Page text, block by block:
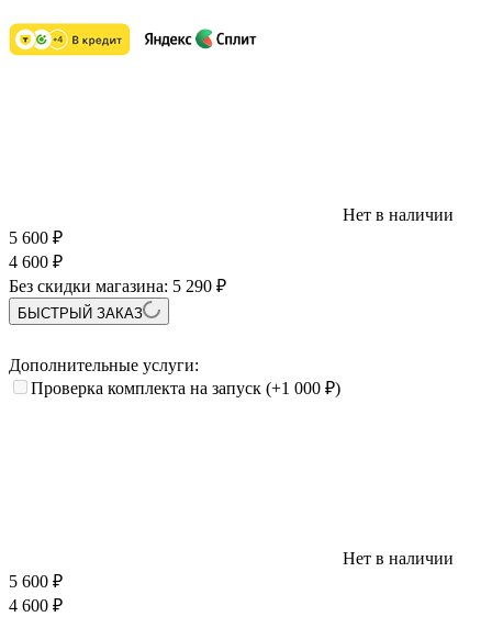
Нет в наличии
5 600 ₽
4 600 ₽
Без скидки магазина: 5 290 ₽
БЫСТРЫЙ ЗАКАЗ
Дополнительные услуги:
Проверка комплекта на запуск (+1 000 ₽)
Нет в наличии
5 600 ₽
4 600 ₽